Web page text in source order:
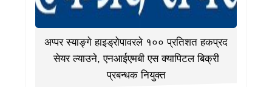
अप्पर स्याङ्गे हाइड्रोपावरले १०० प्रतिशत हकप्रद
सेयर ल्याउने, एनआईएमबी एस क्यापिटल बिक्री
प्रबन्धक नियुक्त